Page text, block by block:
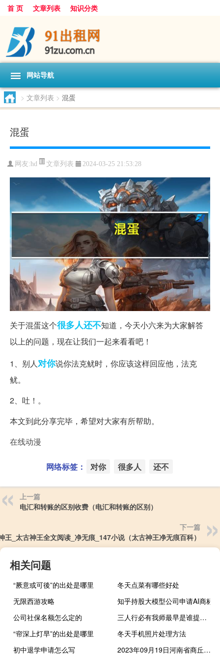
首 页 文章列表 知识分类
网站导航
> 文章列表 > 混蛋
混蛋
网友:hd 文章列表 2024-03-25 21:53:28
关于混蛋这个很多人还不知道，今天小六来为大家解答
以上的问题，现在让我们一起来看看吧！
1、别人对你说你法克鱿时，你应该这样回应他，法克
鱿。
2、吐！。
本文到此分享完毕，希望对大家有所帮助。
在线动漫
网络标签： 对你 很多人 还不
上一篇
电汇和转账的区别收费（电汇和转账的区别）
下一篇
王_太古神王全文阅读_净无痕_147小说（太古神王净无痕百科）
相关问题
“厥意或可後”的出处是哪里
冬天点菜有哪些好处
无限西游攻略
知乎持股大模型公司申请AI商标
公司社保名额怎么定的
三人行必有我师最早是谁提出来的
“帘深上灯早”的出处是哪里
冬天手机照片处理方法
初中退学申请怎么写
2023年09月19日河南省商丘市疫情大数据-今日/今天疫情全网搜索最新实时消息动态情况通知播报